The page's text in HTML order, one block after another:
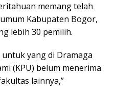
memang telah
Kabupaten Bogor,
lebih 30 pemilih.
yang di Dramaga
(KPU) belum menerima
lainnya,”